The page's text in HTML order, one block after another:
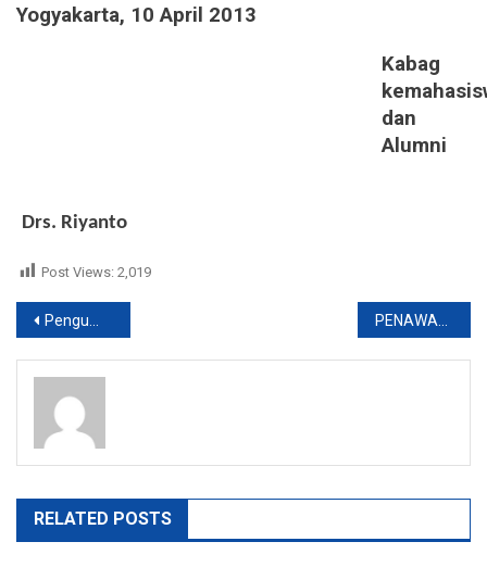
Yogyakarta, 10 April 2013
Kabag
dan
Alumni
Drs. Riyanto
Post Views: 2,019
Post
navigation
Pengumuman Beasiswa Unggulan UMBY
RELATED POSTS